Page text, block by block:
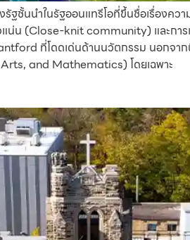
ฐชั้นนำในรัฐออนแทรีโอที่ขึ้นชื่อเรื่อง
น่น (Close-knit community) และกา
ที่โดดเด่นด้านนวัตกรรม นอกจา
and Mathematics) โดยเฉพาะ